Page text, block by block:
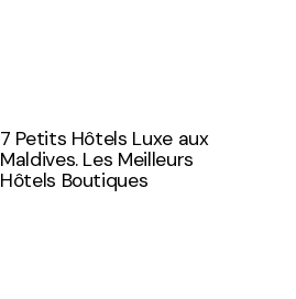
7 Petits Hôtels Luxe aux
Maldives. Les Meilleurs
Hôtels Boutiques